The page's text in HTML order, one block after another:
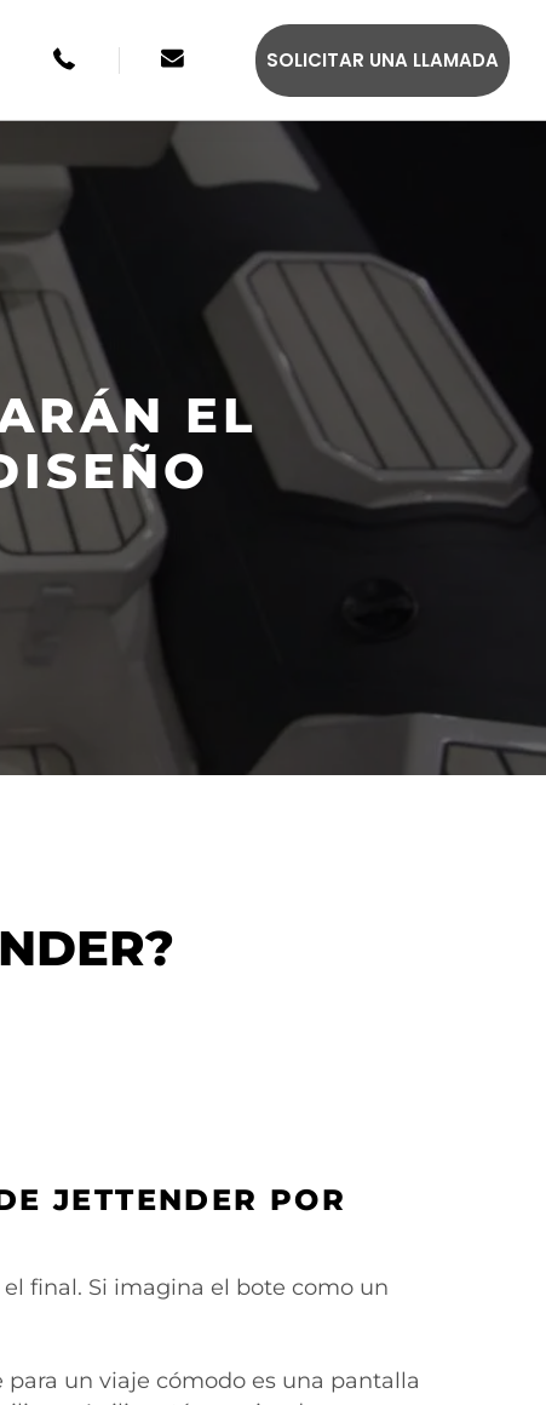
+49 246134033315sales@agilis-jettenders.com
SOLICITAR UNA LLAMADA
330C AGILIS 355C
EL
JETTENDER POR
final. Si imagina el bote como un
un viaje cómodo es una pantalla